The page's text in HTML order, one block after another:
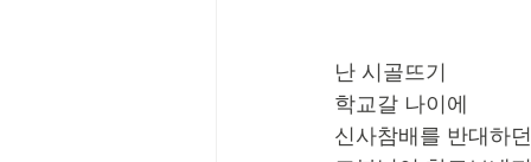
난 시골뜨기
학교갈 나이에
신사참배를 반대하던